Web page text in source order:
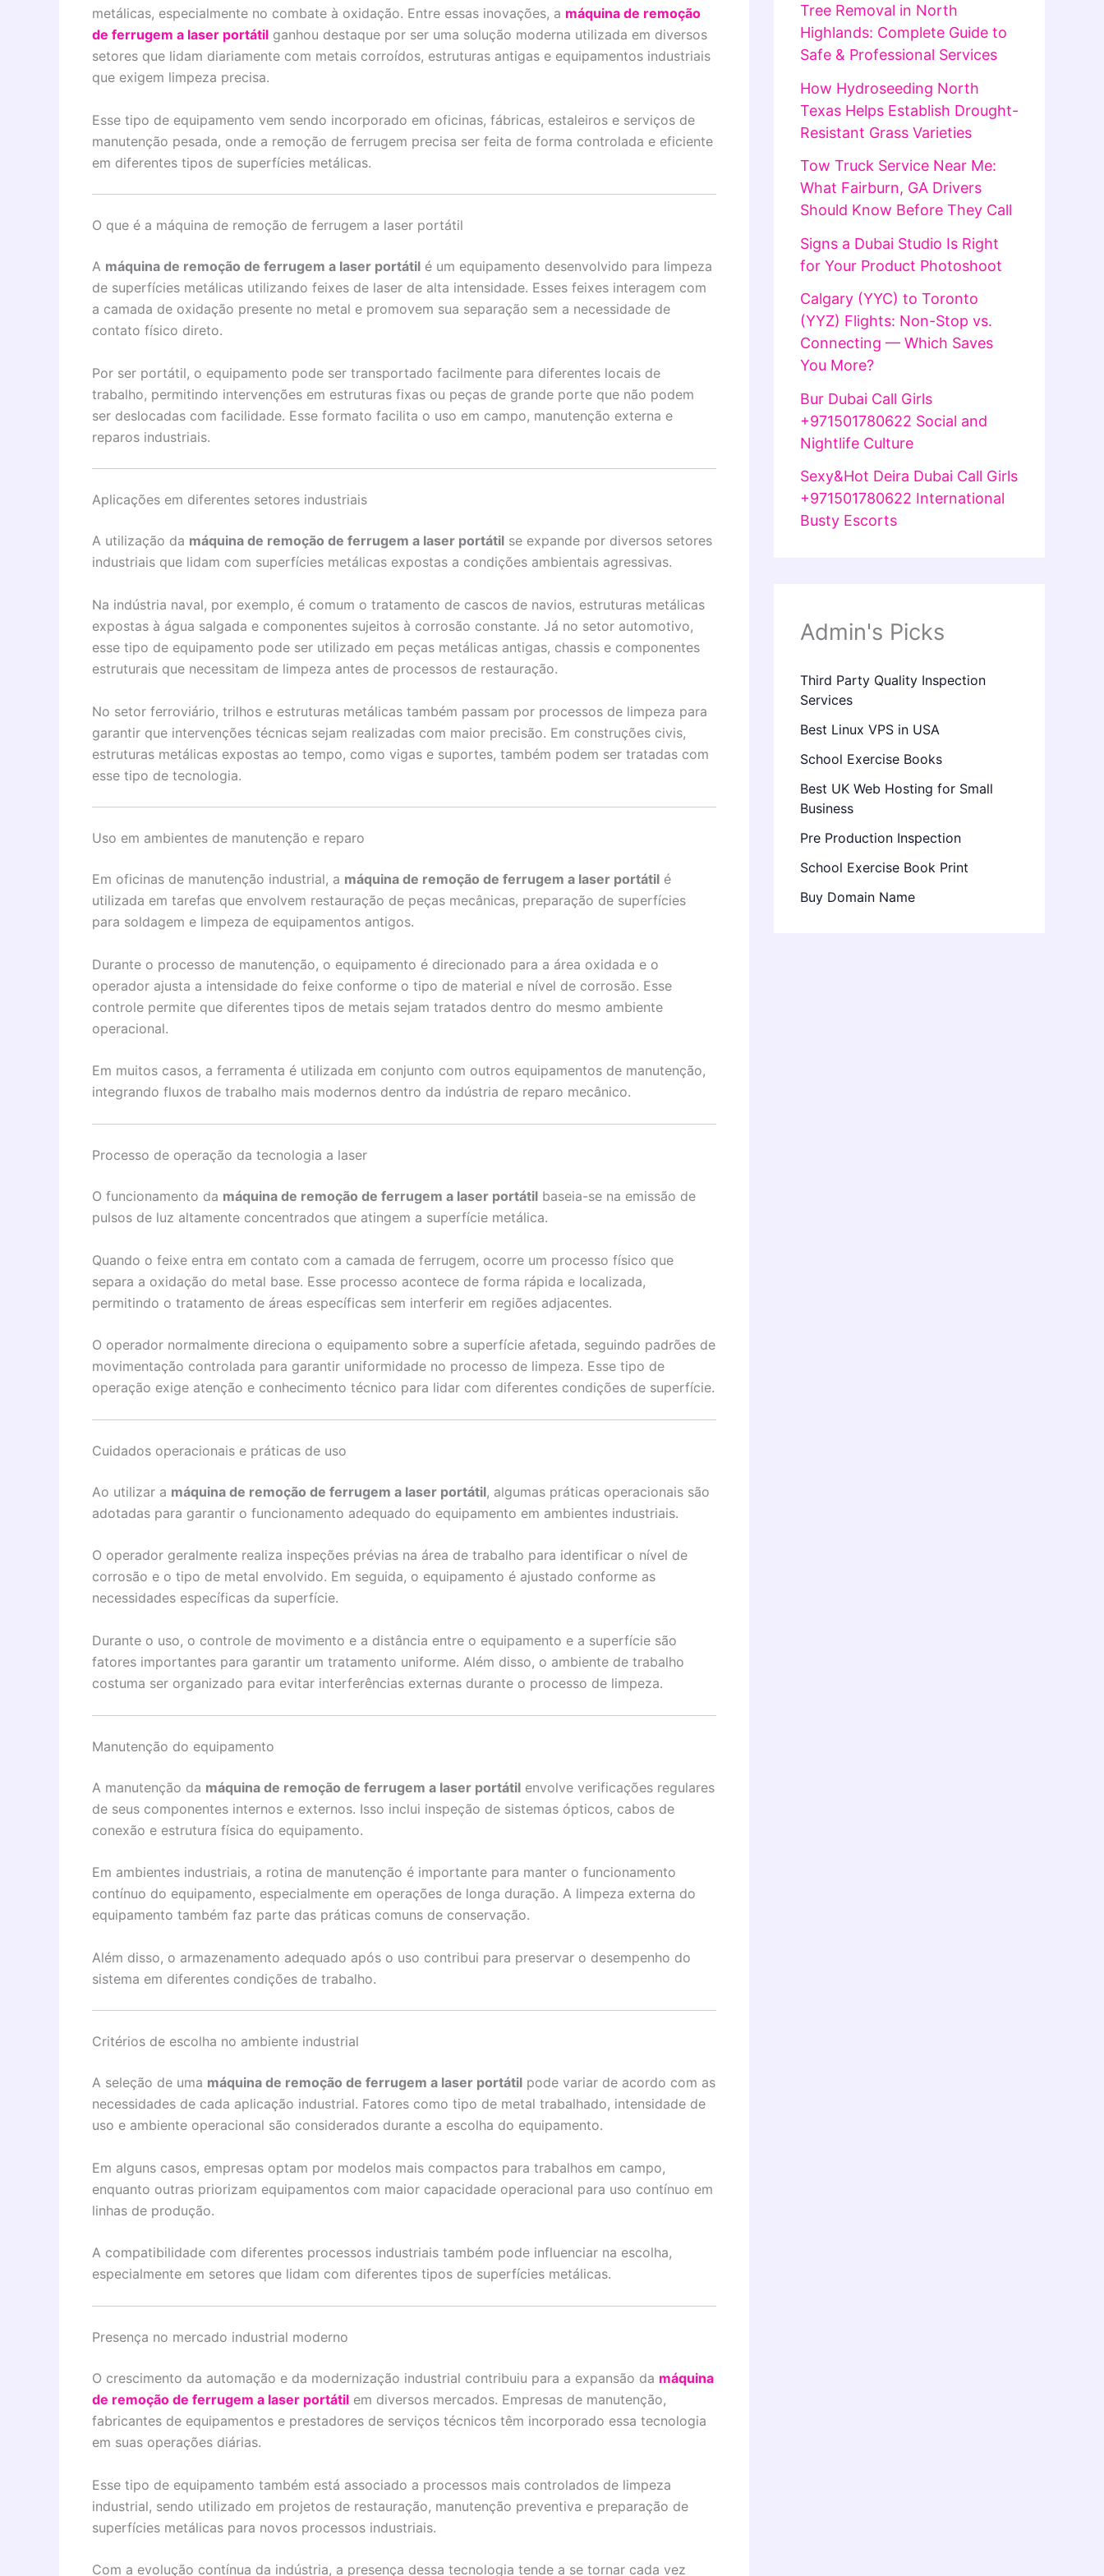
metálicas, especialmente no combate à oxidação. Entre essas inovações, a máquina de remoção
de ferrugem a laser portátil ganhou destaque por ser uma solução moderna utilizada em diversos
setores que lidam diariamente com metais corroídos, estruturas antigas e equipamentos industriais
que exigem limpeza precisa.
Esse tipo de equipamento vem sendo incorporado em oficinas, fábricas, estaleiros e serviços de
manutenção pesada, onde a remoção de ferrugem precisa ser feita de forma controlada e eficiente
em diferentes tipos de superfícies metálicas.
O que é a máquina de remoção de ferrugem a laser portátil
A máquina de remoção de ferrugem a laser portátil é um equipamento desenvolvido para limpeza
de superfícies metálicas utilizando feixes de laser de alta intensidade. Esses feixes interagem com
a camada de oxidação presente no metal e promovem sua separação sem a necessidade de
contato físico direto.
Por ser portátil, o equipamento pode ser transportado facilmente para diferentes locais de
trabalho, permitindo intervenções em estruturas fixas ou peças de grande porte que não podem
ser deslocadas com facilidade. Esse formato facilita o uso em campo, manutenção externa e
reparos industriais.
Aplicações em diferentes setores industriais
A utilização da máquina de remoção de ferrugem a laser portátil se expande por diversos setores
industriais que lidam com superfícies metálicas expostas a condições ambientais agressivas.
Na indústria naval, por exemplo, é comum o tratamento de cascos de navios, estruturas metálicas
expostas à água salgada e componentes sujeitos à corrosão constante. Já no setor automotivo,
esse tipo de equipamento pode ser utilizado em peças metálicas antigas, chassis e componentes
estruturais que necessitam de limpeza antes de processos de restauração.
No setor ferroviário, trilhos e estruturas metálicas também passam por processos de limpeza para
garantir que intervenções técnicas sejam realizadas com maior precisão. Em construções civis,
estruturas metálicas expostas ao tempo, como vigas e suportes, também podem ser tratadas com
esse tipo de tecnologia.
Uso em ambientes de manutenção e reparo
Em oficinas de manutenção industrial, a máquina de remoção de ferrugem a laser portátil é
utilizada em tarefas que envolvem restauração de peças mecânicas, preparação de superfícies
para soldagem e limpeza de equipamentos antigos.
Durante o processo de manutenção, o equipamento é direcionado para a área oxidada e o
operador ajusta a intensidade do feixe conforme o tipo de material e nível de corrosão. Esse
controle permite que diferentes tipos de metais sejam tratados dentro do mesmo ambiente
operacional.
Em muitos casos, a ferramenta é utilizada em conjunto com outros equipamentos de manutenção,
integrando fluxos de trabalho mais modernos dentro da indústria de reparo mecânico.
Processo de operação da tecnologia a laser
O funcionamento da máquina de remoção de ferrugem a laser portátil baseia-se na emissão de
pulsos de luz altamente concentrados que atingem a superfície metálica.
Quando o feixe entra em contato com a camada de ferrugem, ocorre um processo físico que
separa a oxidação do metal base. Esse processo acontece de forma rápida e localizada,
permitindo o tratamento de áreas específicas sem interferir em regiões adjacentes.
O operador normalmente direciona o equipamento sobre a superfície afetada, seguindo padrões de
movimentação controlada para garantir uniformidade no processo de limpeza. Esse tipo de
operação exige atenção e conhecimento técnico para lidar com diferentes condições de superfície.
Cuidados operacionais e práticas de uso
Ao utilizar a máquina de remoção de ferrugem a laser portátil, algumas práticas operacionais são
adotadas para garantir o funcionamento adequado do equipamento em ambientes industriais.
O operador geralmente realiza inspeções prévias na área de trabalho para identificar o nível de
corrosão e o tipo de metal envolvido. Em seguida, o equipamento é ajustado conforme as
necessidades específicas da superfície.
Durante o uso, o controle de movimento e a distância entre o equipamento e a superfície são
fatores importantes para garantir um tratamento uniforme. Além disso, o ambiente de trabalho
costuma ser organizado para evitar interferências externas durante o processo de limpeza.
Manutenção do equipamento
A manutenção da máquina de remoção de ferrugem a laser portátil envolve verificações regulares
de seus componentes internos e externos. Isso inclui inspeção de sistemas ópticos, cabos de
conexão e estrutura física do equipamento.
Em ambientes industriais, a rotina de manutenção é importante para manter o funcionamento
contínuo do equipamento, especialmente em operações de longa duração. A limpeza externa do
equipamento também faz parte das práticas comuns de conservação.
Além disso, o armazenamento adequado após o uso contribui para preservar o desempenho do
sistema em diferentes condições de trabalho.
Critérios de escolha no ambiente industrial
A seleção de uma máquina de remoção de ferrugem a laser portátil pode variar de acordo com as
necessidades de cada aplicação industrial. Fatores como tipo de metal trabalhado, intensidade de
uso e ambiente operacional são considerados durante a escolha do equipamento.
Em alguns casos, empresas optam por modelos mais compactos para trabalhos em campo,
enquanto outras priorizam equipamentos com maior capacidade operacional para uso contínuo em
linhas de produção.
A compatibilidade com diferentes processos industriais também pode influenciar na escolha,
especialmente em setores que lidam com diferentes tipos de superfícies metálicas.
Presença no mercado industrial moderno
O crescimento da automação e da modernização industrial contribuiu para a expansão da máquina
de remoção de ferrugem a laser portátil em diversos mercados. Empresas de manutenção,
fabricantes de equipamentos e prestadores de serviços técnicos têm incorporado essa tecnologia
em suas operações diárias.
Esse tipo de equipamento também está associado a processos mais controlados de limpeza
industrial, sendo utilizado em projetos de restauração, manutenção preventiva e preparação de
superfícies metálicas para novos processos industriais.
Com a evolução contínua da indústria, a presença dessa tecnologia tende a se tornar cada vez
Tree Removal in North
Highlands: Complete Guide to
Safe & Professional Services
How Hydroseeding North
Texas Helps Establish Drought-
Resistant Grass Varieties
Tow Truck Service Near Me:
What Fairburn, GA Drivers
Should Know Before They Call
Signs a Dubai Studio Is Right
for Your Product Photoshoot
Calgary (YYC) to Toronto
(YYZ) Flights: Non-Stop vs.
Connecting — Which Saves
You More?
Bur Dubai Call Girls
+971501780622 Social and
Nightlife Culture
Sexy&Hot Deira Dubai Call Girls
+971501780622 International
Busty Escorts
Admin's Picks
Third Party Quality Inspection
Services
Best Linux VPS in USA
School Exercise Books
Best UK Web Hosting for Small
Business
Pre Production Inspection
School Exercise Book Print
Buy Domain Name